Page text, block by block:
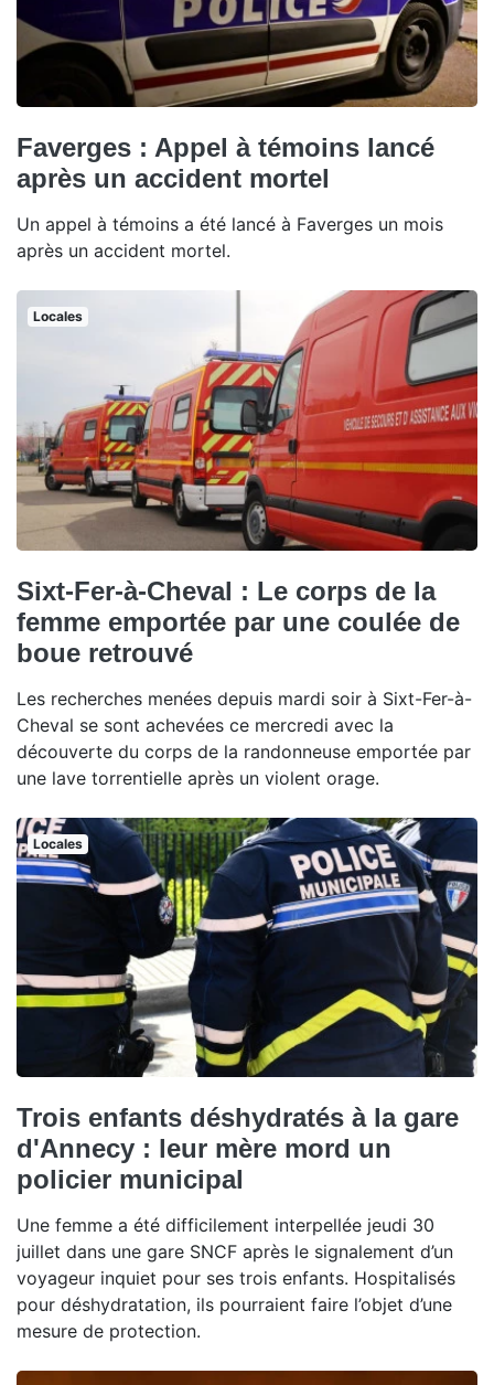
Faverges : Appel à témoins lancé
après un accident mortel
Un appel à témoins a été lancé à Faverges un mois
après un accident mortel.
Locales
Sixt-Fer-à-Cheval : Le corps de la
femme emportée par une coulée de
boue retrouvé
Les recherches menées depuis mardi soir à Sixt-Fer-à-
Cheval se sont achevées ce mercredi avec la
découverte du corps de la randonneuse emportée par
une lave torrentielle après un violent orage.
Locales
Trois enfants déshydratés à la gare
d'Annecy : leur mère mord un
policier municipal
Une femme a été difficilement interpellée jeudi 30
juillet dans une gare SNCF après le signalement d’un
voyageur inquiet pour ses trois enfants. Hospitalisés
pour déshydratation, ils pourraient faire l’objet d’une
mesure de protection.